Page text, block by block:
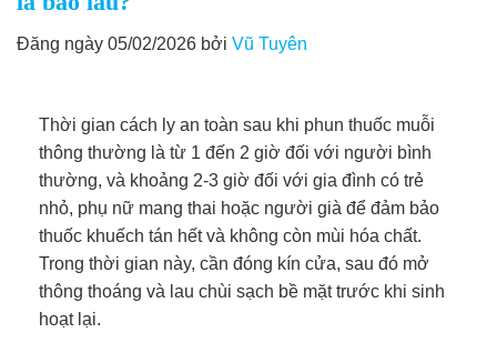
Đăng ngày 05/02/2026 bởi Vũ Tuyên
Thời gian cách ly an toàn sau khi phun thuốc muỗi
thông thường là từ 1 đến 2 giờ đối với người bình
thường, và khoảng 2-3 giờ đối với gia đình có trẻ
nhỏ, phụ nữ mang thai hoặc người già để đảm bảo
thuốc khuếch tán hết và không còn mùi hóa chất.
Trong thời gian này, cần đóng kín cửa, sau đó mở
thông thoáng và lau chùi sạch bề mặt trước khi sinh
hoạt lại.